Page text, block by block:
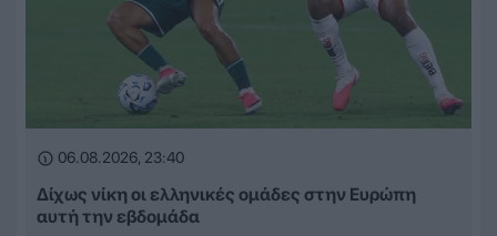
06.08.2026, 23:40
Δίχως νίκη οι ελληνικές ομάδες στην Ευρώπη
αυτή την εβδομάδα